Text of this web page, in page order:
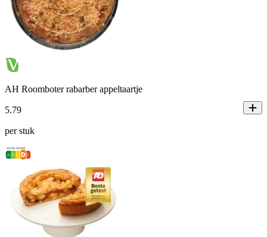
AH Roomboter rabarber appeltaartje
5.79
per stuk